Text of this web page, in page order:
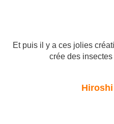
Et puis il y a ces jolies
crée des